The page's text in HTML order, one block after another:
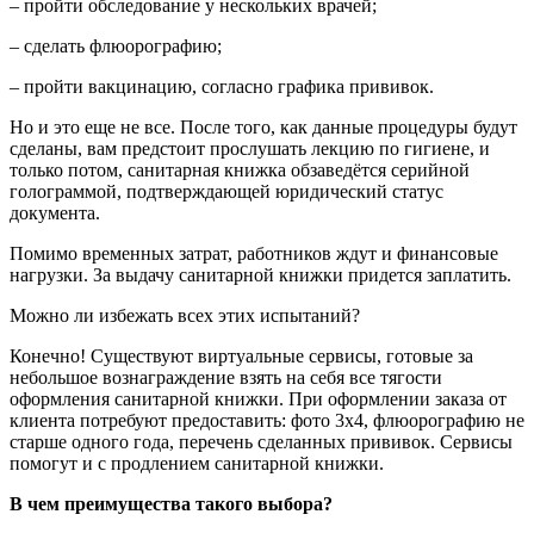
– пройти обследование у нескольких врачей;
– сделать флюорографию;
– пройти вакцинацию, согласно графика прививок.
Но и это еще не все. После того, как данные процедуры будут
сделаны, вам предстоит прослушать лекцию по гигиене, и
только потом, санитарная книжка обзаведётся серийной
голограммой, подтверждающей юридический статус
документа.
Помимо временных затрат, работников ждут и финансовые
нагрузки. За выдачу санитарной книжки придется заплатить.
Можно ли избежать всех этих испытаний?
Конечно! Существуют виртуальные сервисы, готовые за
небольшое вознаграждение взять на себя все тягости
оформления санитарной книжки. При оформлении заказа от
клиента потребуют предоставить: фото 3х4, флюорографию не
старше одного года, перечень сделанных прививок. Сервисы
помогут и с продлением санитарной книжки.
В чем преимущества такого выбора?